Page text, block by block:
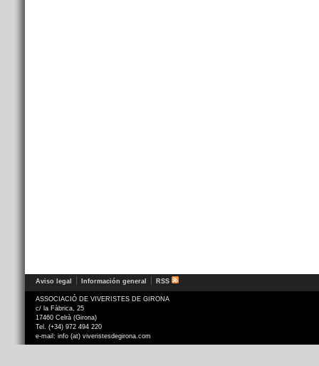
Aviso legal Información general RSS
ASSOCIACIÓ DE VIVERISTES DE GIRONA
c/ la Fàbrica, 25
17460 Celrà (Girona)
Tel. (+34) 972 494 220
e-mail: info (at) viveristesdegirona.com